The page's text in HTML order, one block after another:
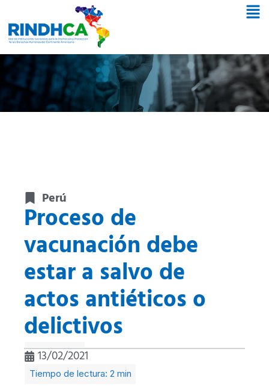
Perú
Proceso de
vacunación debe
estar a salvo de
actos antiéticos o
delictivos
13/02/2021